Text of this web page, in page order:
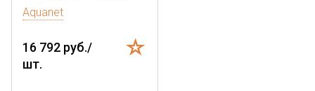
Aquanet
16 792 руб./
шт.